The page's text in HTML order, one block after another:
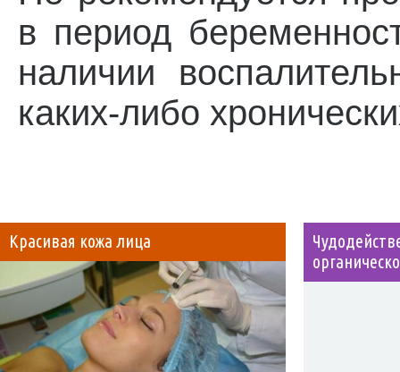
в период
наличии
каких-либо
Красивая кожа лица